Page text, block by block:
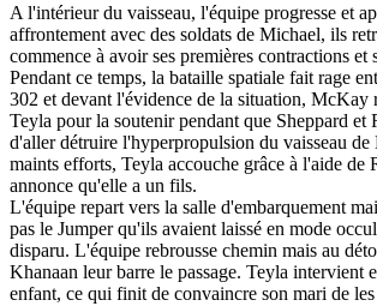
A l'intérieur du vaisseau, l'équipe progresse et
affrontement avec des soldats de Michael, ils
commence à avoir ses premières contractions et
Pendant ce temps, la bataille spatiale fait rage
302 et devant l'évidence de la situation, McKay
Teyla pour la soutenir pendant que Sheppard et
d'aller détruire l'hyperpropulsion du vaisseau
maints efforts, Teyla accouche grâce à l'aide de
annonce qu'elle a un fils.
L'équipe repart vers la salle d'embarquement
pas le Jumper qu'ils avaient laissé en mode
disparu. L'équipe rebrousse chemin mais au
Khanaan leur barre le passage. Teyla intervient
enfant, ce qui finit de convaincre son mari de les